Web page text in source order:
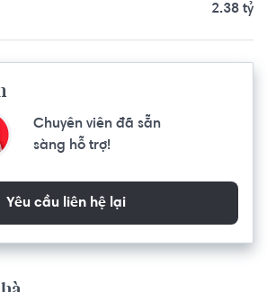
2.38 tỷ
Chuyên viên đã sẵn
sàng hỗ trợ!
Yêu cầu liên hệ lại